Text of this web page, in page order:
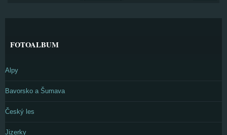
FOTOALBUM
Alpy
Bavorsko a Šumava
Český les
Jizerky